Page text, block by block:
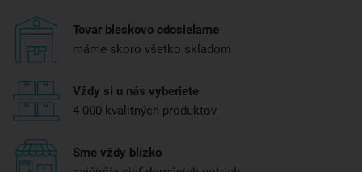
Tovar bleskovo odosielame
máme skoro všetko skladom
Vždy si u nás vyberiete
4 000 kvalitných produktov
Sme vždy blízko